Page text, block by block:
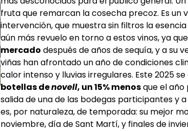
fruta que remarcan la cosecha precoz. Es un
intervención, que muestra sin filtros la
aún más revuelo en torno a estos vinos, ya
mercado después de años de sequía, y a su
viñas han afrontado un año de condiciones
calor intenso y lluvias irregulares. Este 2025
botellas denovell, un 15% menosque el año
salida de una de las bodegas participantes y
es, por naturaleza, de temporada: su mejor
noviembre, día de Sant Martí, y finales de